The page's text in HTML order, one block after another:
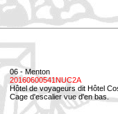
06 - Menton
20160600541NUC2A
Hôtel de voyageurs dit Hôtel
Cage d'escalier vue d'en bas.